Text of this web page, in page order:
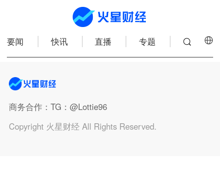
要闻 快讯 直播 专题
商务合作：TG：@Lottie96
Copyright 火星财经 All Rights Reserved.